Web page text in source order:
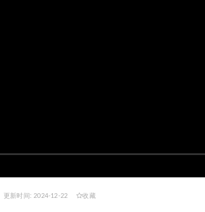
更新时间: 2024-12-22 收藏